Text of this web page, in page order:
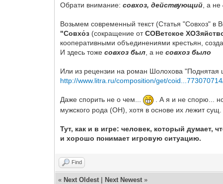
Обрати внимание:совхоз, действующий , а не
Возьмем современный текст (Статья "Совхоз" в
"Совхо́з (сокращение отСОВетское
кооперативными объединениями крестьян,
И здесь тожесовхоз был , а несовхоз было
Или из рецензии на роман Шолохова "Поднятая
http://www.litra.ru/composition/get/
Даже спорить не о чем... . А я и не спорю...
мужского рода (ОН), хотя в основе их лежит
Тут, как и в игре: человек, который думает,
и хорошо понимает игровую ситуацию.
Find
« Next Oldest Next Newest »